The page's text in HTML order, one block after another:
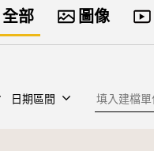
全部 圖像
日期區間 建檔單位